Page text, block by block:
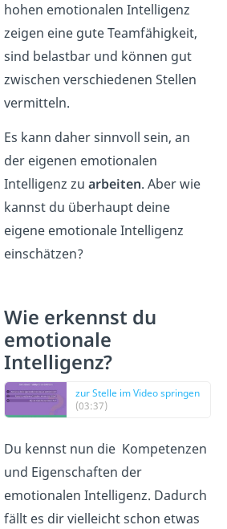
hohen emotionalen Intelligenz
zeigen eine gute Teamfähigkeit,
sind belastbar und können gut
zwischen verschiedenen Stellen
vermitteln.
Es kann daher sinnvoll sein, an
der eigenen emotionalen
Intelligenz zuarbeiten. Aber wie
kannst du überhaupt deine
eigene emotionale Intelligenz
einschätzen?
Wie erkennst du
emotionale
Intelligenz?
zur Stelle im Video springen
(03:37)
Du kennst nun die Kompetenzen
und Eigenschaften der
emotionalen Intelligenz. Dadurch
fällt es dir vielleicht schon etwas